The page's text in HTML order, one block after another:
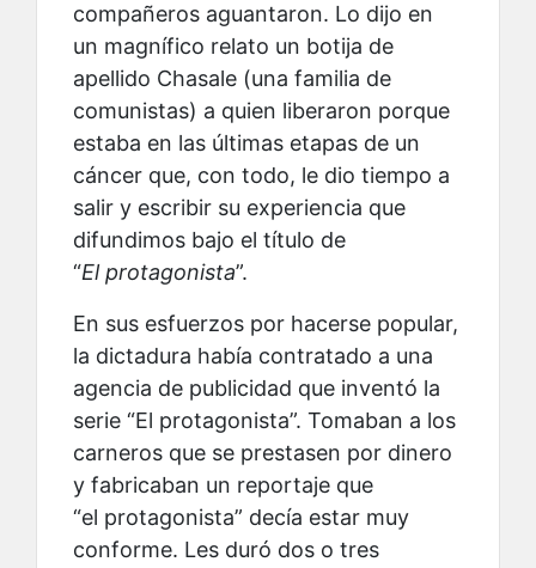
compañeros aguantaron. Lo dijo en
un magnífico relato un botija de
apellido Chasale (una familia de
comunistas) a quien liberaron porque
estaba en las últimas etapas de un
cáncer que, con todo, le dio tiempo a
salir y escribir su experiencia que
difundimos bajo el título de
“El protagonista”.
En sus esfuerzos por hacerse popular,
la dictadura había contratado a una
agencia de publicidad que inventó la
serie “El protagonista”. Tomaban a los
carneros que se prestasen por dinero
y fabricaban un reportaje que
“el protagonista” decía estar muy
conforme. Les duró dos o tres